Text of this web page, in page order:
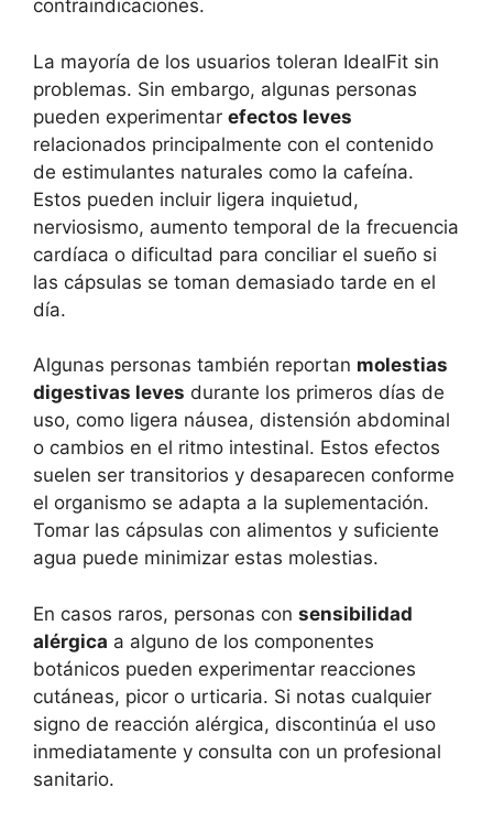
contraindicaciones.
La mayoría de los usuarios toleran IdealFit sin
problemas. Sin embargo, algunas personas
pueden experimentar efectos leves
relacionados principalmente con el contenido
de estimulantes naturales como la cafeína.
Estos pueden incluir ligera inquietud,
nerviosismo, aumento temporal de la frecuencia
cardíaca o dificultad para conciliar el sueño si
las cápsulas se toman demasiado tarde en el
día.
Algunas personas también reportan molestias
digestivas leves durante los primeros días de
uso, como ligera náusea, distensión abdominal
o cambios en el ritmo intestinal. Estos efectos
suelen ser transitorios y desaparecen conforme
el organismo se adapta a la suplementación.
Tomar las cápsulas con alimentos y suficiente
agua puede minimizar estas molestias.
En casos raros, personas con sensibilidad
alérgica a alguno de los componentes
botánicos pueden experimentar reacciones
cutáneas, picor o urticaria. Si notas cualquier
signo de reacción alérgica, discontinúa el uso
inmediatamente y consulta con un profesional
sanitario.